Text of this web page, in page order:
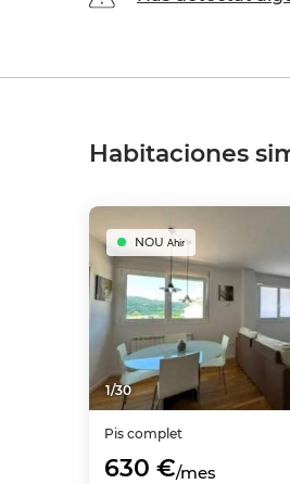
Habitaciones
1/30
NOU Ahir
Pis complet
630 €/mes